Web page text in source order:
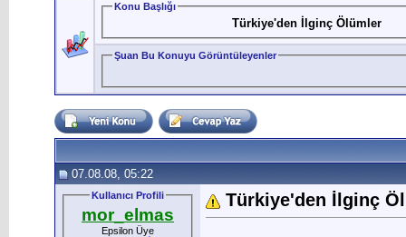
Konu Başlığı
Türkiye'den İlginç Ölümler
Şuan Bu Konuyu Görüntüleyenler
07.08.08, 05:22
Kullanıcı Profili
mor_elmas
Epsilon Üye
Türkiye'den İlginç